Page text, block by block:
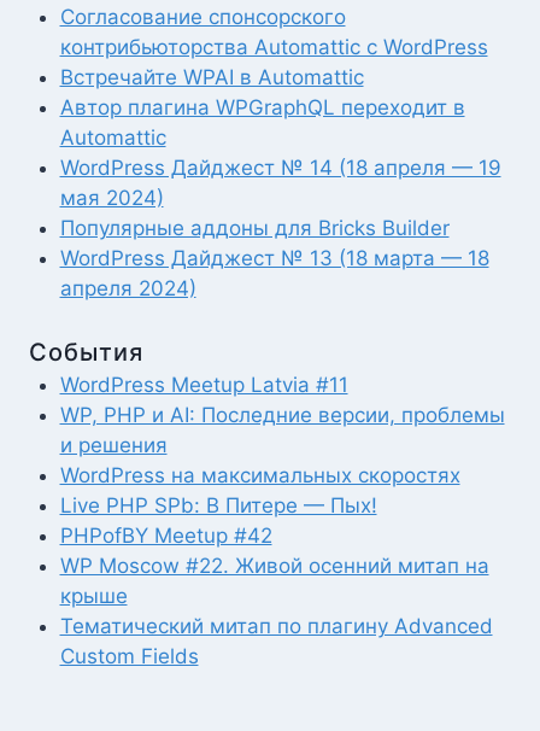
Согласование спонсорского
контрибьюторства Automattic с WordPress
Встречайте WPAI в Automattic
Автор плагина WPGraphQL переходит в
Automattic
WordPress Дайджест № 14 (18 апреля — 19
мая 2024)
Популярные аддоны для Bricks Builder
WordPress Дайджест № 13 (18 марта — 18
апреля 2024)
События
WordPress Meetup Latvia #11
WP, PHP и AI: Последние версии, проблемы
и решения
WordPress на максимальных скоростях
Live PHP SPb: В Питере — Пых!
PHPofBY Meetup #42
WP Moscow #22. Живой осенний митап на
крыше
Тематический митап по плагину Advanced
Custom Fields